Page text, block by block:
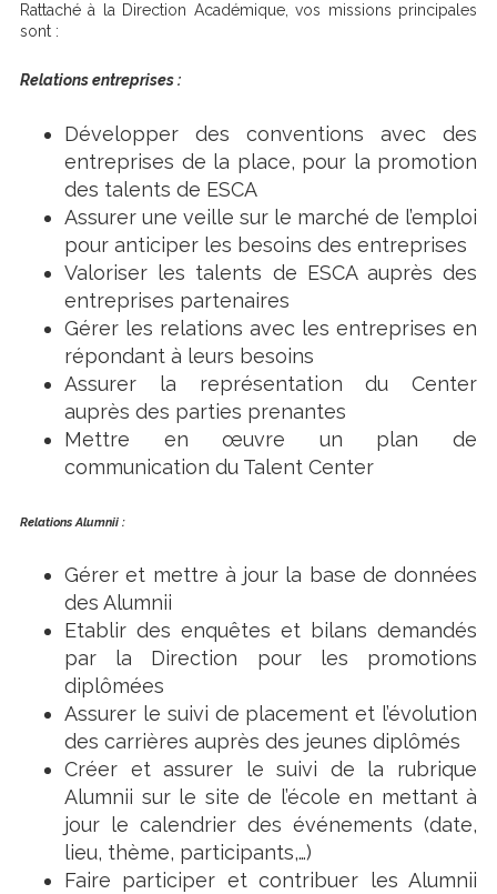
Rattaché à la Direction Académique, vos missions principales
sont :
Relations entreprises :
Développer des conventions avec des
entreprises de la place, pour la promotion
des talents de ESCA
Assurer une veille sur le marché de l’emploi
pour anticiper les besoins des entreprises
Valoriser les talents de ESCA auprès des
entreprises partenaires
Gérer les relations avec les entreprises en
répondant à leurs besoins
Assurer la représentation du Center
auprès des parties prenantes
Mettre en œuvre un plan de
communication du Talent Center
Relations Alumnii :
Gérer et mettre à jour la base de données
des Alumnii
Etablir des enquêtes et bilans demandés
par la Direction pour les promotions
diplômées
Assurer le suivi de placement et l’évolution
des carrières auprès des jeunes diplômés
Créer et assurer le suivi de la rubrique
Alumnii sur le site de l’école en mettant à
jour le calendrier des événements (date,
lieu, thème, participants,…)
Faire participer et contribuer les Alumnii